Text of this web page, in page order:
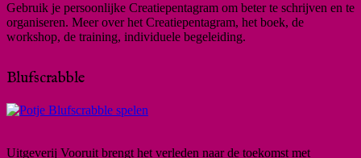
Gebruik je persoonlijke Creatiepentagram om beter te schrijven en te
organiseren. Meer over het Creatiepentagram, het boek, de
workshop, de training, individuele begeleiding.
Blufscrabble
Uitgeverij Vooruit brengt het verleden naar de toekomst met